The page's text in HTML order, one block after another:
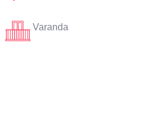
Varanda